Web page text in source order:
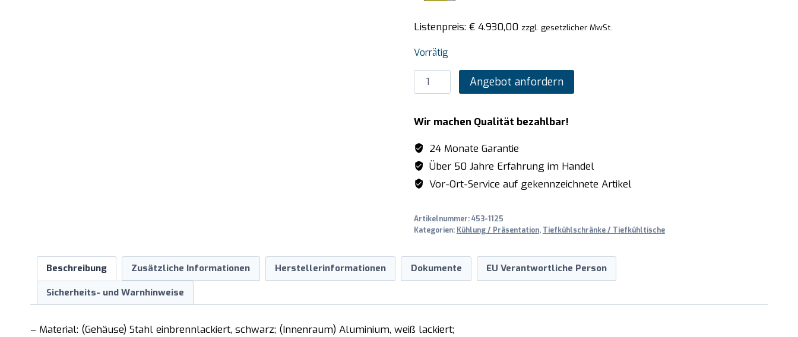
Listenpreis: €4.930,00 zzgl. gesetzlicher MwSt.
Vorrätig
SARO
Tiefkühlschrank
3
Glastüren,
Modell
GTK
1480
Menge
Angebot anfordern
Wir machen Qualität bezahlbar!
24 Monate Garantie
Über 50 Jahre Erfahrung im Handel
Vor-Ort-Service auf gekennzeichnete Artikel
Artikelnummer:453-1125
Kategorien: Kühlung / Präsentation, Tiefkühlschränke / Tiefkühltische
Beschreibung Zusätzliche Informationen Herstellerinformationen Dokumente EU Verantwortliche Person
Sicherheits- und Warnhinweise
– Material: (Gehäuse) Stahl einbrennlackiert, schwarz; (Innenraum) Aluminium, weiß lackiert;